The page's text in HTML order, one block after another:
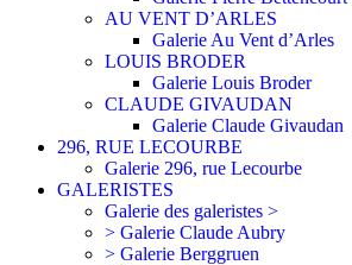
AU VENT D’ARLES
Galerie Au Vent d’Arles
LOUIS BRODER
Galerie Louis Broder
CLAUDE GIVAUDAN
Galerie Claude Givaudan
296, RUE LECOURBE
Galerie 296, rue Lecourbe
GALERISTES
Galerie des galeristes >
> Galerie Claude Aubry
> Galerie Berggruen